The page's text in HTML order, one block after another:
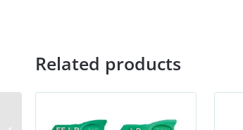
Related products
Schnecke D5X2,5